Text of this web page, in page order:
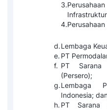
3.
4.
d.Lembaga
e. PT
f. PT Sarana
(Persero);
g.Lembaga
Indonesia;
h. PT Sarana